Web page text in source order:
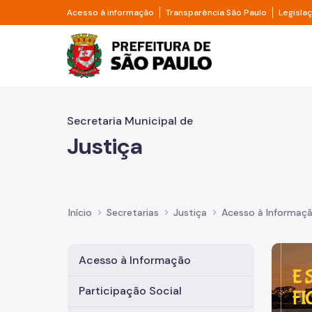
Pular para o Conteúdo principal
Acesso à informação Divisor de acesso à informação
Transparência São Paulo Divisor
Prefeitura de São
Secretaria Municipal de
Justiça
Início Secretarias Justiça Acesso à
Acesso à Informação
Participação Social